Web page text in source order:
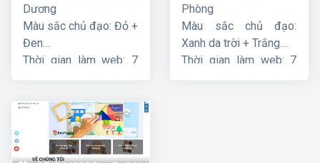
Dương
Màu sắc chủ đạo: Đỏ +
Đen
Thời gian làm web: 7
Phòng
Màu sắc chủ đạo:
Xanh da trời + Trắng
Thời gian làm web: 7